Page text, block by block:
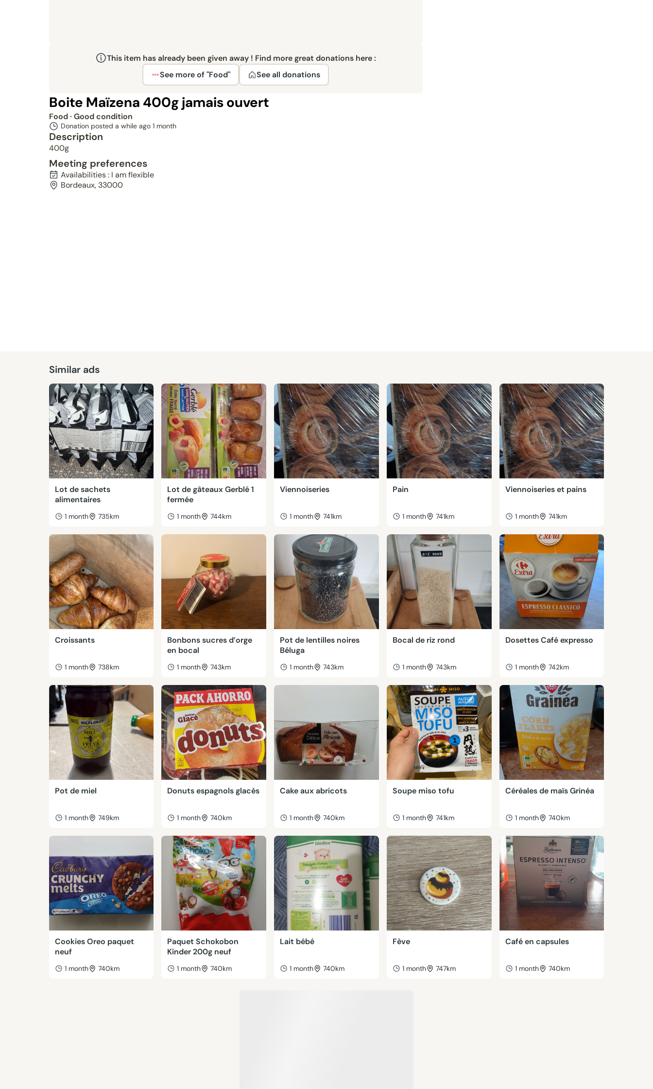
This item has already been given away ! Find more great donations here :
See more of "Food"
See all donations
Boite Maïzena 400g jamais ouvert
Food· Good condition
Donation posted a while ago 1 month
Description
400g
Meeting preferences
Availabilities : I am flexible
Bordeaux, 33000
Similar ads
Lot de sachets
alimentaires
1 month 735km
Lot de gâteaux Gerblé 1
fermée
1 month 744km
Viennoiseries
1 month 741km
Pain
1 month 741km
Viennoiseries et pains
1 month 741km
Croissants
1 month 738km
Bonbons sucres d’orge
en bocal
1 month 743km
Pot de lentilles noires
Béluga
1 month 743km
Bocal de riz rond
1 month 743km
Dosettes Café expresso
1 month 742km
Pot de miel
1 month 749km
Donuts espagnols glacés
1 month 740km
Cake aux abricots
1 month 740km
Soupe miso tofu
1 month 741km
Céréales de maïs Grinéa
1 month 740km
Cookies Oreo paquet
neuf
1 month 740km
Paquet Schokobon
Kinder 200g neuf
1 month 740km
Lait bébé
1 month 740km
Fève
1 month 747km
Café en capsules
1 month 740km